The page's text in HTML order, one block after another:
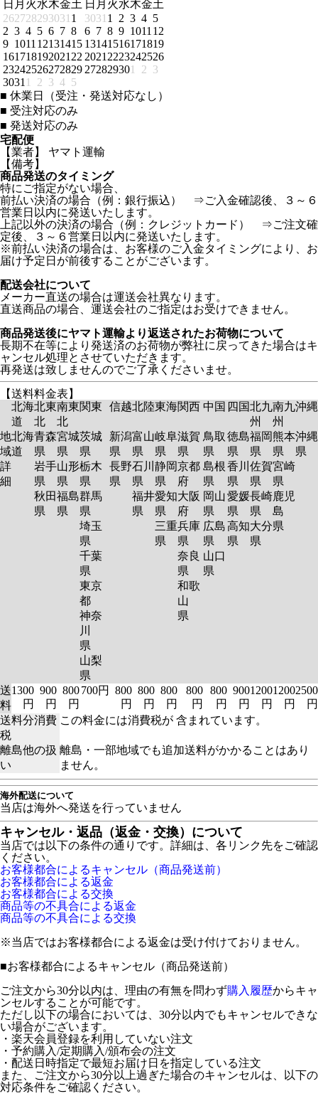
日 月 火水木金土
2627282930311
2 3 4 5 6 7 8
9 101112131415
16171819202122
23242526272829
30311 2 3 4 5
日 月 火水木金土
30311 2 3 4 5
6 7 8 9 101112
13141516171819
20212223242526
272829301 2 3
■ 休業日（受注・発送対応なし）
■ 受注対応のみ
■ 発送対応のみ
宅配便
【業者】 ヤマト運輸
【備考】
商品発送のタイミング
特にご指定がない場合、
前払い決済の場合（例：銀行振込） ⇒ご入金確認後、３～６
営業日以内に発送いたします。
上記以外の決済の場合（例：クレジットカード） ⇒ご注文確
定後、３～６営業日以内に発送いたします。
※前払い決済の場合は、お客様のご入金タイミングにより、お
届け予定日が前後することがございます。
配送会社について
メーカー直送の場合は運送会社異なります。
直送商品の場合、運送会社のご指定はお受けできません。
商品発送後にヤマト運輸より返送されたお荷物について
長期不在等により発送済のお荷物が弊社に戻ってきた場合はキ
ャンセル処理とさせていただきます。
再発送は致しませんのでご了承くださいませ。
【送料料金表】
北海
道
北東
北
南東
北
関東 信越北陸東海関西 中国 四国北九
州
南九
州
沖縄
地
域
詳
細
北海
道
青森
県
岩手
県
秋田
県
宮城
県
山形
県
福島
県
茨城
県
栃木
県
群馬
県
埼玉
県
千葉
県
東京
都
神奈
川
県
山梨
県
新潟
県
長野
県
富山
県
石川
県
福井
県
岐阜
県
静岡
県
愛知
県
三重
県
滋賀
県
京都
府
大阪
府
兵庫
県
奈良
県
和歌
山
県
鳥取
県
島根
県
岡山
県
広島
県
山口
県
徳島
県
香川
県
愛媛
県
高知
県
福岡
県
佐賀
県
長崎
県
大分
県
熊本
県
宮崎
県
鹿児
島
県
沖縄
県
送
料
1300
円
900
円
800
円
700円
800
円
800
円
800
円
800
円
800
円
900
円
1200
円
1200
円
2500
円
送料分消費
税
この料金には消費税が 含まれています。
離島他の扱
い
離島・一部地域でも追加送料がかかることはあり
ません。
海外配送について
当店は海外へ発送を行っていません
キャンセル・返品（返金・交換）について
当店では以下の条件の通りです。詳細は、各リンク先をご確認
ください。
お客様都合によるキャンセル（商品発送前）
お客様都合による返金
お客様都合による交換
商品等の不具合による返金
商品等の不具合による交換
※当店ではお客様都合による返金は受け付けておりません。
■お客様都合によるキャンセル（商品発送前）
ご注文から30分以内は、理由の有無を問わず購入履歴からキャ
ンセルすることが可能です。
ただし以下の場合においては、30分以内でもキャンセルできな
い場合がございます。
・楽天会員登録を利用していない注文
・予約購入/定期購入/頒布会の注文
・配送日時指定で最短お届け日を指定している注文
また、ご注文から30分以上過ぎた場合のキャンセルは、以下の
対応条件をご確認ください。